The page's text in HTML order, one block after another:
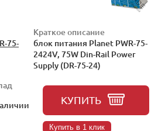
75-
Краткое описание
блок питания Planet PWR-75-
2424V, 75W Din-Rail Power
Supply (DR-75-24)
КУПИТЬ
Купить в 1 клик